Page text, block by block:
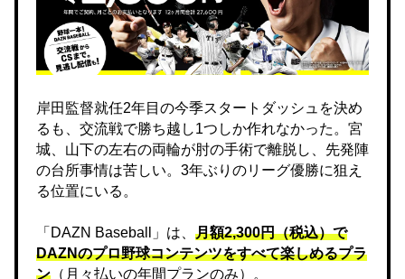
岸田監督就任2年目の今季スタートダッシュを決め
るも、交流戦で勝ち越し1つしか作れなかった。宮
城、山下の左右の両輪が肘の手術で離脱し、先発陣
の台所事情は苦しい。3年ぶりのリーグ優勝に狙え
る位置にいる。
「DAZN Baseball」は、 月額2,300円（税込）で
DAZNのプロ野球コンテンツをすべて楽しめるプラ
ン （月々払いの年間プランのみ）。